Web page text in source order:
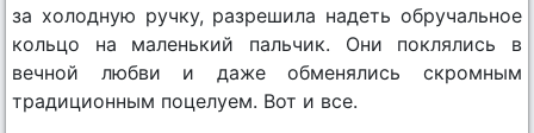
за холодную ручку, разрешила надеть обручальное
кольцо на маленький пальчик. Они поклялись в
вечной любви и даже обменялись скромным
традиционным поцелуем. Вот и все.